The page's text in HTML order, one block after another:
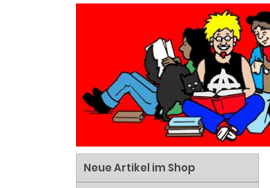
Neue Artikel im Shop